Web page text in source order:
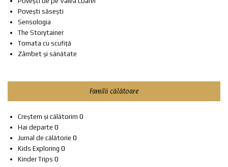
Povești săsești
Sensologia
The Storytainer
Tomata cu scufiță
Zâmbet și sănătate
Familii călătoare
Creștem și călătorim 0
Hai departe 0
Jurnal de călătorie 0
Kids Exploring 0
Kinder Trips 0